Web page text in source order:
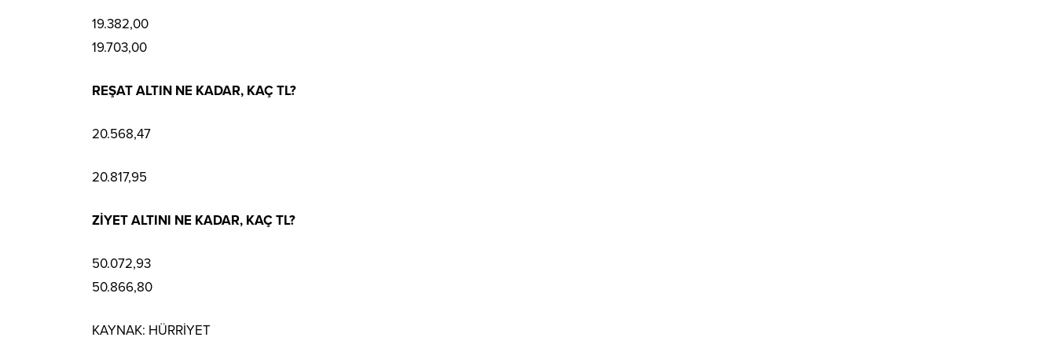
19.382,00
19.703,00
REŞAT ALTIN NE KADAR, KAÇ TL?
20.568,47
20.817,95
ZİYET ALTINI NE KADAR, KAÇ TL?
50.072,93
50.866,80
KAYNAK: HÜRRİYET